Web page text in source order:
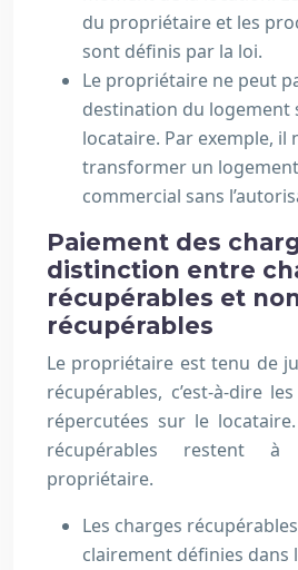
du propriétaire et les
sont définis par la loi.
Le propriétaire ne peut
destination du logement
locataire. Par exemple, il
transformer un
commercial sans
Paiement des
distinction entre
récupérables et
récupérables
Le propriétaire est tenu de
récupérables, c’est-à-dire
répercutées sur le
récupérables restent
propriétaire.
Les charges
clairement définies dans